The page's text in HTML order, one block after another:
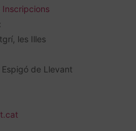
Inscripcions
les Illes
de Llevant